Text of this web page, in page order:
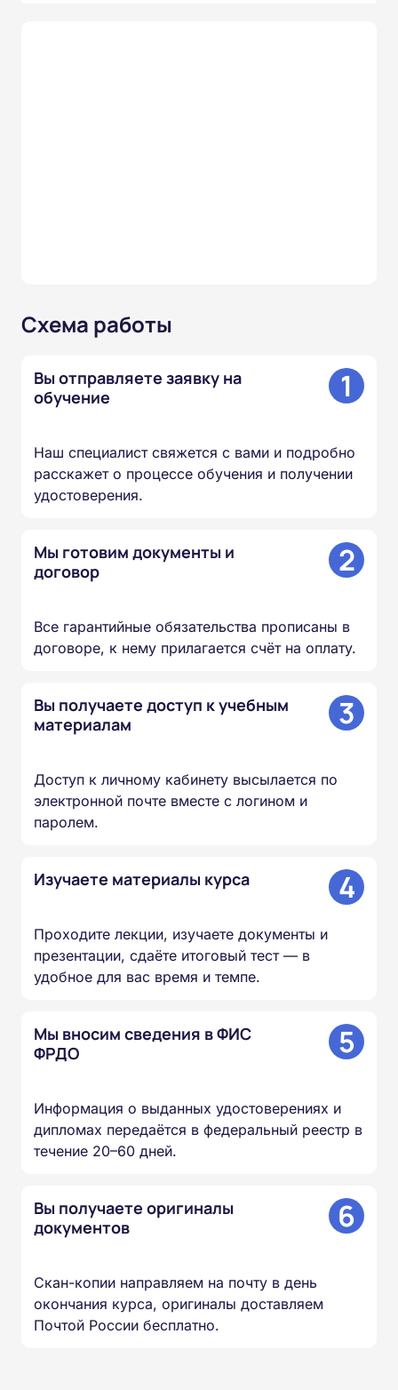
Схема работы
Вы отправляете заявку на
обучение
1
Наш специалист свяжется с вами и подробно
расскажет о процессе обучения и получении
удостоверения.
Мы готовим документы и
договор
2
Все гарантийные обязательства прописаны в
договоре, к нему прилагается счёт на оплату.
Вы получаете доступ к учебным
материалам
3
Доступ к личному кабинету высылается по
электронной почте вместе с логином и
паролем.
Изучаете материалы курса 4
Проходите лекции, изучаете документы и
презентации, сдаёте итоговый тест — в
удобное для вас время и темпе.
Мы вносим сведения в ФИС
ФРДО
5
Информация о выданных удостоверениях и
дипломах передаётся в федеральный реестр в
течение 20–60 дней.
Вы получаете оригиналы
документов
6
Скан-копии направляем на почту в день
окончания курса, оригиналы доставляем
Почтой России бесплатно.